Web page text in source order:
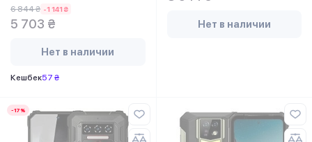
6 844 ₴ -1 141 ₴
5 703 ₴
Нет в наличии
Кешбек57 ₴
Нет в наличии
-17%